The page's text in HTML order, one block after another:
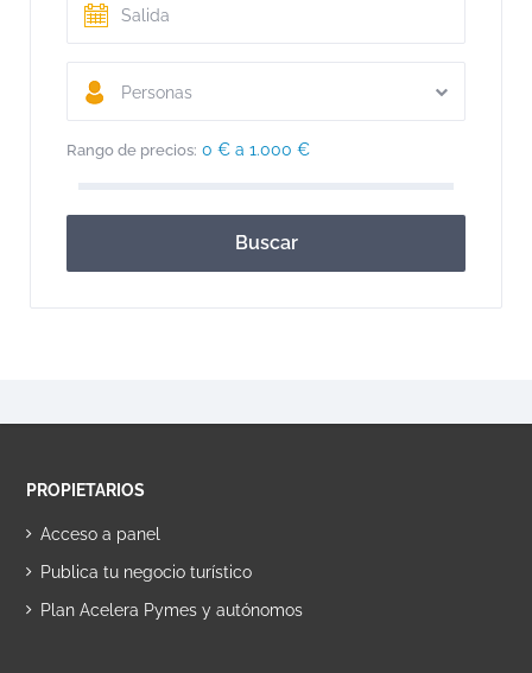
Personas
Rango de precios: 0 € a 1.000 €
Buscar
PROPIETARIOS
Acceso a panel
Publica tu negocio turístico
Plan Acelera Pymes y autónomos